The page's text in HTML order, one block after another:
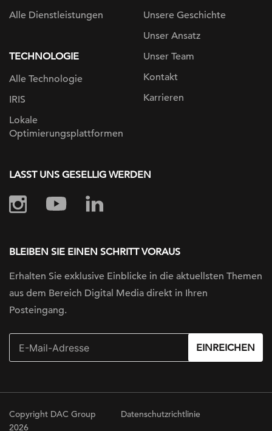
Alle Dienstleistungen
TECHNOLOGIE
Alle Technologie
IRIS
Lokale
Optimierungsplattformen
Unsere Geschichte
Unser Ansatz
Unser Team
Kontakt
Karrieren
LASST UNS GESELLIG WERDEN
BLEIBEN SIE EINEN SCHRITT VORAUS
Erhalten Sie exklusive Einblicke in die aktuellsten Themen
aus dem Bereich Digital Media direkt in Ihren
Posteingang.
EINREICHEN
Copyright DAC Group
2026
Datenschutzrichtlinie